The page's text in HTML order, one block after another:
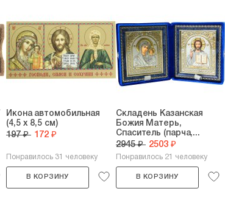
Икона автомобильная
(4,5 х 8,5 см)
197 ₽ 172 ₽
Понравилось 31 человеку
В КОРЗИНУ
Складень Казанская
Божия Матерь,
Спаситель (парча,...
2945 ₽ 2503 ₽
Понравилось 21 человеку
В КОРЗИНУ